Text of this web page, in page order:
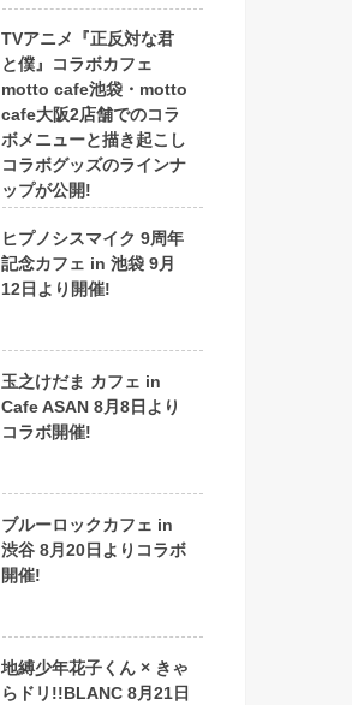
TVアニメ『正反対な君
と僕』コラボカフェ
motto cafe池袋・motto
cafe大阪2店舗でのコラ
ボメニューと描き起こし
コラボグッズのラインナ
ップが公開!
ヒプノシスマイク 9周年
記念カフェ in 池袋 9月
12日より開催!
玉之けだま カフェ in
Cafe ASAN 8月8日より
コラボ開催!
ブルーロックカフェ in
渋谷 8月20日よりコラボ
開催!
地縛少年花子くん × きゃ
らドリ!!BLANC 8月21日